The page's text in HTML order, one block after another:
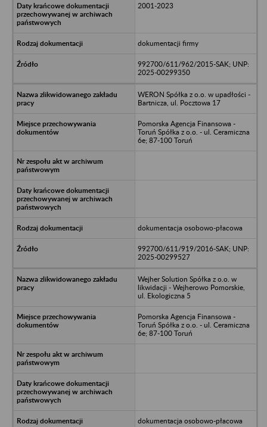
2001-2023
dokumentacji firmy
992700/611/962/2015-SAK; UNP:
2025-00299350
WERON Spółka z o.o. w upadłości -
Bartnicza, ul. Pocztowa 17
Pomorska Agencja Finansowa -
Toruń Spółka z o.o. - ul. Ceramiczna
6e; 87-100 Toruń
dokumentacja osobowo-płacowa
992700/611/919/2016-SAK; UNP:
2025-00299527
Wejher Solution Spółka z o.o. w
likwidacji - Wejherowo Pomorskie,
ul. Ekologiczna 5
Pomorska Agencja Finansowa -
Toruń Spółka z o.o. - ul. Ceramiczna
6e; 87-100 Toruń
dokumentacja osobowo-płacowa